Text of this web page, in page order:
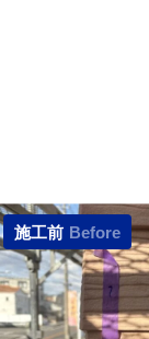
施工前 Before